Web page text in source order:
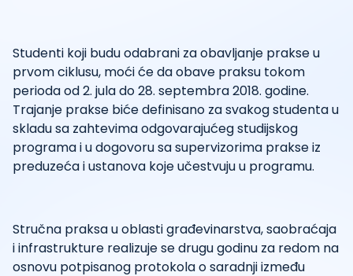
Studenti koji budu odabrani za obavljanje prakse u
prvom ciklusu, moći će da obave praksu tokom
perioda od 2. jula do 28. septembra 2018. godine.
Trajanje prakse biće definisano za svakog studenta u
skladu sa zahtevima odgovarajućeg studijskog
programa i u dogovoru sa supervizorima prakse iz
preduzeća i ustanova koje učestvuju u programu.
Stručna praksa u oblasti građevinarstva, saobraćaja
i infrastrukture realizuje se drugu godinu za redom na
osnovu potpisanog protokola o saradnji između